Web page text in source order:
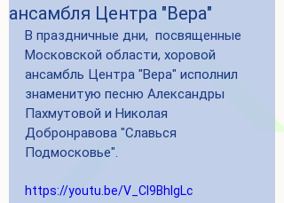
ансамбля Центра "Вера"
В праздничные дни,  посвященные
Московской области, хоровой
ансамбль Центра "Вера" исполнил
знаменитую песню Александры
Пахмутовой и Николая
Добронравова "Славься
Подмосковье".
https://youtu.be/V_Cl9BhIgLc